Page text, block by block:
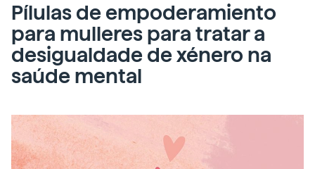
Pílulas de empoderamiento
para mulleres para tratar a
desigualdade de xénero na
saúde mental